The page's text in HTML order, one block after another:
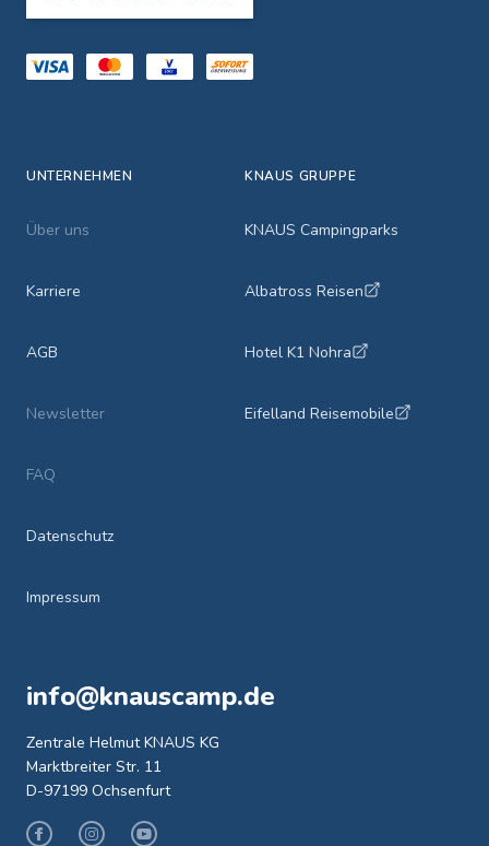
UNTERNEHMEN
Über uns
Karriere
AGB
Newsletter
FAQ
Datenschutz
Impressum
KNAUS GRUPPE
KNAUS Campingparks
Albatross Reisen
Hotel K1 Nohra
Eifelland Reisemobile
info@knauscamp.de
Zentrale Helmut KNAUS KG
Marktbreiter Str. 11
D-97199 Ochsenfurt
FacebookInstagramYoutube